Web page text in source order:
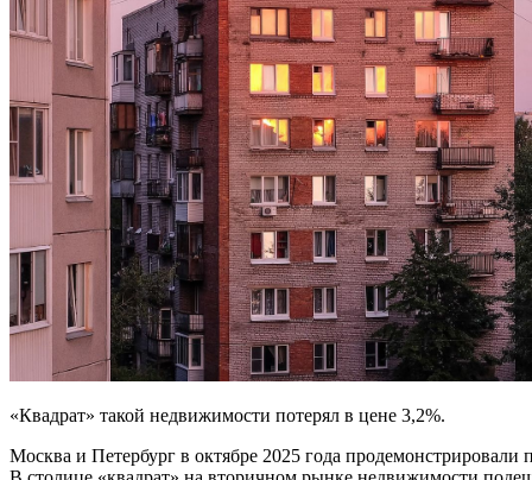
«Квадрат» такой недвижимости потерял в цене 3,2%.
Москва и Петербург в октябре 2025 года